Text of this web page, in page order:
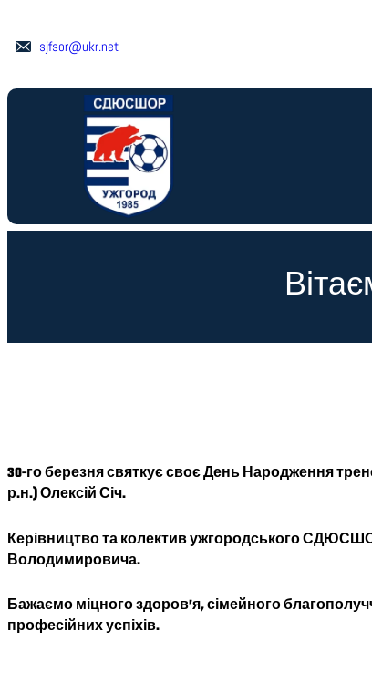
вмістуsjfsor@ukr.net
30-го березня святкує своє День Народження
р.н.) Олексій Січ.
Керівництво та колектив ужгородського
Володимировича.
Бажаємо міцного здоров’я, сімейного
професійних успіхів.